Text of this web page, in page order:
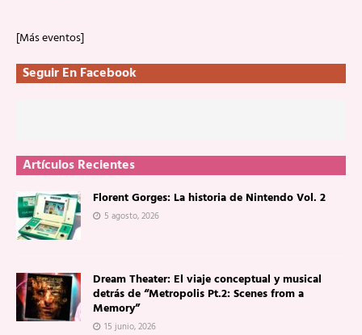
[Más eventos]
Seguir En Facebook
Artículos Recientes
Florent Gorges: La historia de Nintendo Vol. 2
5 agosto, 2026
Dream Theater: El viaje conceptual y musical
detrás de “Metropolis Pt.2: Scenes from a
Memory”
15 junio, 2026